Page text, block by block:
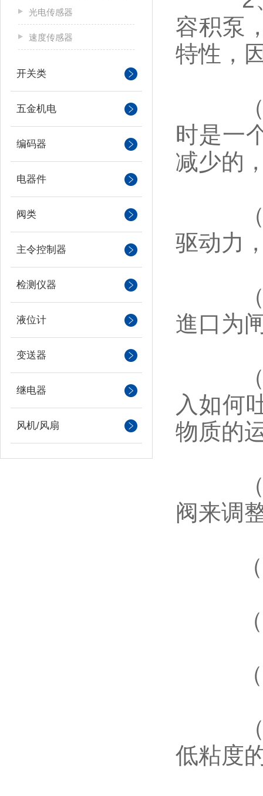
光电传感器
速度传感器
开关类
五金机电
编码器
电器件
阀类
主令控制器
检测仪器
液位计
变送器
继电器
风机/风扇
容积泵
特性，
（1）
时是一
减少的
（2）
驱动力
（3）
進口为
（4）
入如何
物质的
（5）
阀来调
（6
（7）
（8
（9）
低粘度